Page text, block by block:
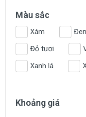
Màu sắc
Xám Đen
Đỏ tươi
Xanh lá
Khoảng giá